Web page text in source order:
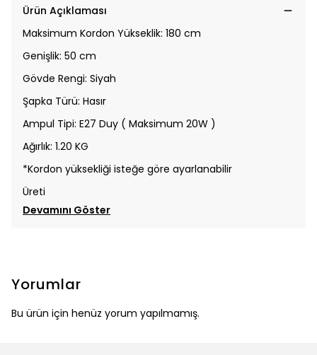
Ürün Açıklaması
Maksimum Kordon Yükseklik: 180 cm
Genişlik: 50 cm
Gövde Rengi: Siyah
Şapka Türü: Hasır
Ampul Tipi: E27 Duy ( Maksimum 20W )
Ağırlık: 1.20 KG
*Kordon yüksekliği isteğe göre ayarlanabilir
Üreti
Devamını Göster
Yorumlar
Bu ürün için henüz yorum yapılmamış.